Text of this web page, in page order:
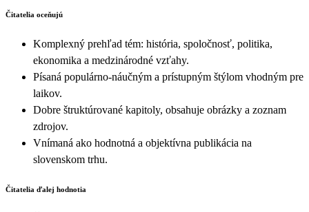
Čitatelia oceňujú
Komplexný prehľad tém: história, spoločnosť, politika,
ekonomika a medzinárodné vzťahy.
Písaná populárno-náučným a prístupným štýlom vhodným pre
laikov.
Dobre štruktúrované kapitoly, obsahuje obrázky a zoznam
zdrojov.
Vnímaná ako hodnotná a objektívna publikácia na
slovenskom trhu.
Čitatelia ďalej hodnotia